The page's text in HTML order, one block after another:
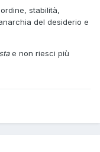
stabilità,
del desiderio e
e non riesci più